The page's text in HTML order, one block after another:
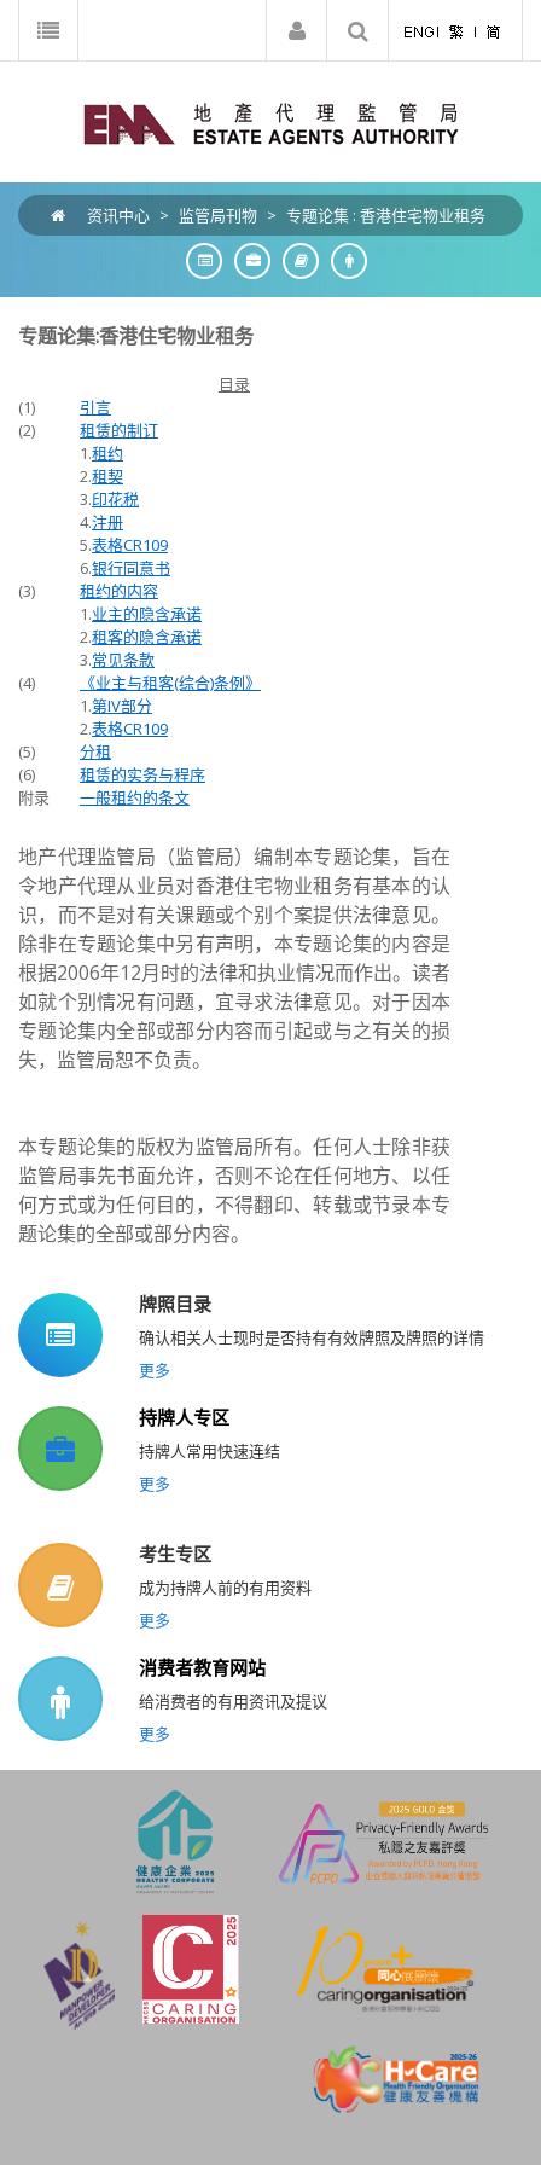
资讯中心 > 监管局刊物 > 专题论集 : 香港住宅物业租务
专题论集:香港住宅物业租务
目录
(1)
引言
(2)
租赁的制订
1.租约
2.租契
3.印花税
4.注册
5.表格CR109
6.银行同意书
(3)
租约的内容
1.业主的隐含承诺
2.租客的隐含承诺
3.常见条款
(4)
《业主与租客(综合)条例》
1.第IV部分
2.表格CR109
(5)
分租
(6)
租赁的实务与程序
附录
一般租约的条文
地产代理监管局（监管局）编制本专题论集，旨在
令地产代理从业员对香港住宅物业租务有基本的认
识，而不是对有关课题或个别个案提供法律意见。
除非在专题论集中另有声明，本专题论集的内容是
根据2006年12月时的法律和执业情况而作出。读者
如就个别情况有问题，宜寻求法律意见。对于因本
专题论集内全部或部分内容而引起或与之有关的损
失，监管局恕不负责。
本专题论集的版权为监管局所有。任何人士除非获
监管局事先书面允许，否则不论在任何地方、以任
何方式或为任何目的，不得翻印、转载或节录本专
题论集的全部或部分内容。
牌照目录
确认相关人士现时是否持有有效牌照及牌照的详情
更多
持牌人专区
持牌人常用快速连结
更多
考生专区
成为持牌人前的有用资料
更多
消费者教育网站
给消费者的有用资讯及提议
更多